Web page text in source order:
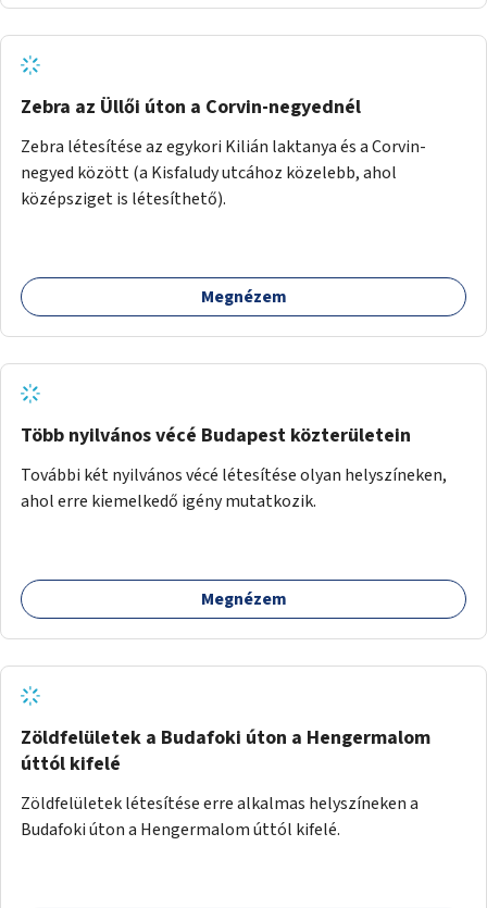
Zebra az Üllői úton a Corvin-negyednél
Zebra létesítése az egykori Kilián laktanya és a Corvin-
negyed között (a Kisfaludy utcához közelebb, ahol
középsziget is létesíthető).
Megnézem
Több nyilvános vécé Budapest közterületein
További két nyilvános vécé létesítése olyan helyszíneken,
ahol erre kiemelkedő igény mutatkozik.
Megnézem
Zöldfelületek a Budafoki úton a Hengermalom
úttól kifelé
Zöldfelületek létesítése erre alkalmas helyszíneken a
Budafoki úton a Hengermalom úttól kifelé.